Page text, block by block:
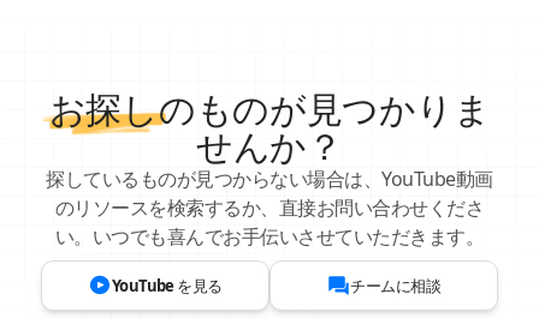
お探しのものが見つかりま
せんか？
探しているものが見つからない場合は、YouTube動画
のリソースを検索するか、直接お問い合わせくださ
い。いつでも喜んでお手伝いさせていただきます。
YouTube を見る チームに相談